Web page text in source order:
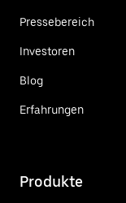
Pressebereich
Investoren
Blog
Erfahrungen
Produkte